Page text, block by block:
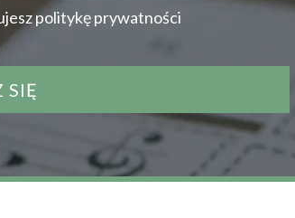
politykę prywatności